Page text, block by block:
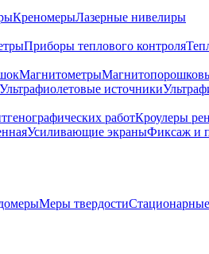
КреномерыЛазерные нивелиры
Приборы теплового контроля
Магнитометры
Ультрафиолетовые источники
работКроулеры
Усиливающие экраныФиксаж и
Меры твердости